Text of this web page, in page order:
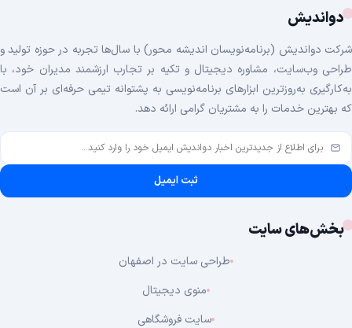
دواندیش
شرکت دواندیش (برنامه‌نویسان اندیشه محور) با سال‌ها تجربه در حوزه تولید و
طراحی وب‌سایت، مشاوره دیجیتال و تکیه بر تجارب ارزشمند مدیران خود، با
به‌کارگیری به‌روزترین ابزارهای برنامه‌نویسی به پشتوانه تیمی حرفه‌ای بر آن است
که بهترین خدمات را به مشتریان گرامی ارائه دهد.
ایمیل
خبرنامه
ثبت ایمیل
بخش‌های سایت
طراحی سایت در اصفهان
منوی دیجیتال
سایت فروشگاهی